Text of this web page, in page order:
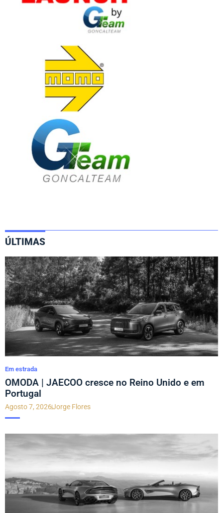
ÚLTIMAS
Em estrada
OMODA | JAECOO cresce no Reino Unido e em
Portugal
Agosto 7, 2026Jorge Flores